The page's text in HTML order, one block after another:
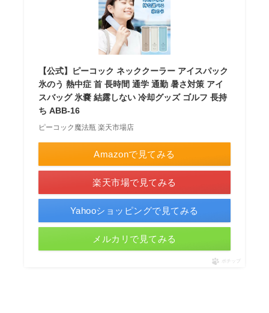
【公式】ピーコック ネッククーラー アイスパック
氷のう 熱中症 首 長時間 通学 通勤 暑さ対策 アイ
スバッグ 氷嚢 結露しない 冷却グッズ ゴルフ 長持
ち ABB-16
ピーコック魔法瓶 楽天市場店
Amazonで見てみる
楽天市場で見てみる
Yahooショッピングで見てみる
メルカリで見てみる
ポチップ